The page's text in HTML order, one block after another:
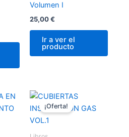
Volumen I
25,00€
Ir a ver el
producto
¡Oferta!
El
precio
original actual